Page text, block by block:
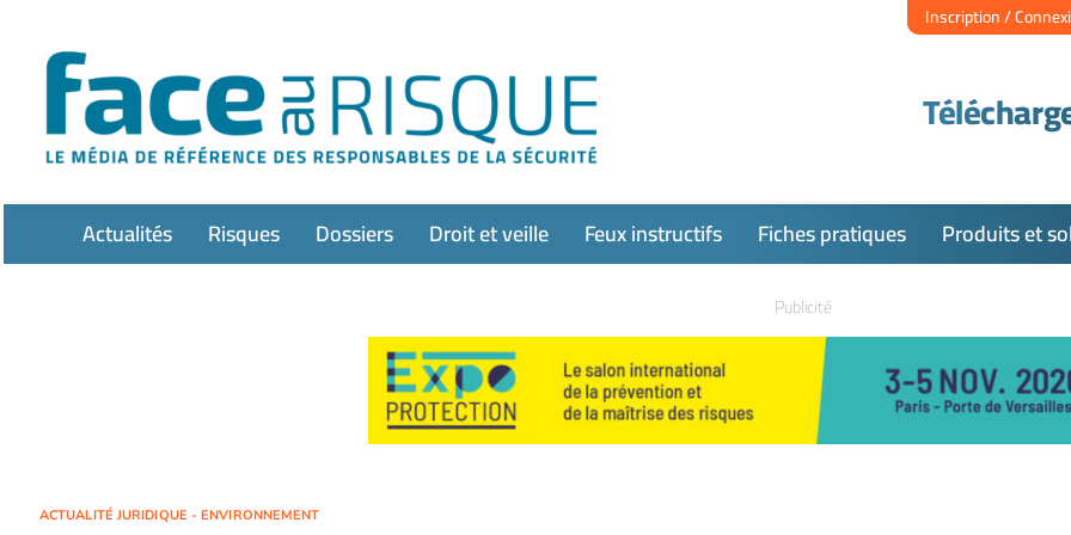
contenu
Inscription /
Actualités Risques Dossiers Droit et veille Feux instructifs Fiches pratiques Produits et
Publicité
ACTUALITÉ JURIDIQUE - ENVIRONNEMENT